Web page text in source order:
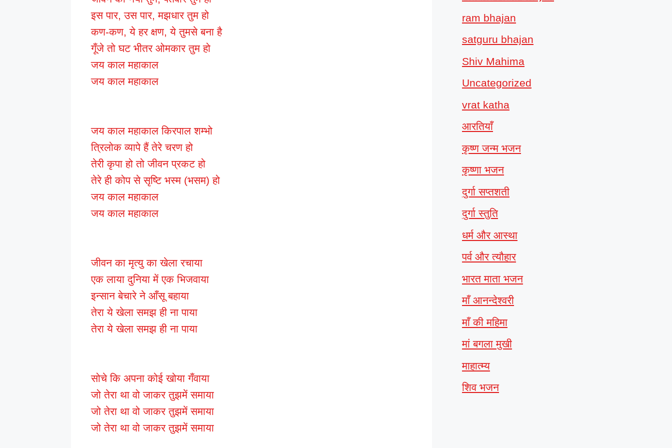
इस पार, उस पार, मझधार तुम हो
कण-कण, ये हर क्षण, ये तुमसे बना है
गूँजे तो घट भीतर ओमकार तुम हो
जय काल महाकाल
जय काल महाकाल
जय काल महाकाल किरपाल शम्भो
त्रिलोक व्यापे हैं तेरे चरण हो
तेरी कृपा हो तो जीवन प्रकट हो
तेरे ही कोप से सृष्टि भस्म (भसम) हो
जय काल महाकाल
जय काल महाकाल
जीवन का मृत्यु का खेला रचाया
एक लाया दुनिया में एक भिजवाया
इन्सान बेचारे ने आँसू बहाया
तेरा ये खेला समझ ही ना पाया
तेरा ये खेला समझ ही ना पाया
सोचे कि अपना कोई खोया गँवाया
जो तेरा था वो जाकर तुझमें समाया
जो तेरा था वो जाकर तुझमें समाया
जो तेरा था वो जाकर तुझमें समाया
ram bhajan
satguru bhajan
Shiv Mahima
Uncategorized
vrat katha
आरतियाँ
कृष्ण जन्म भजन
कृष्णा भजन
दुर्गा सप्तशती
दुर्गा स्तुति
धर्म और आस्था
पर्व और त्यौहार
भारत माता भजन
माँ आनन्देश्वरी
माँ की महिमा
मां बगला मुखी
माहात्म्य
शिव भजन